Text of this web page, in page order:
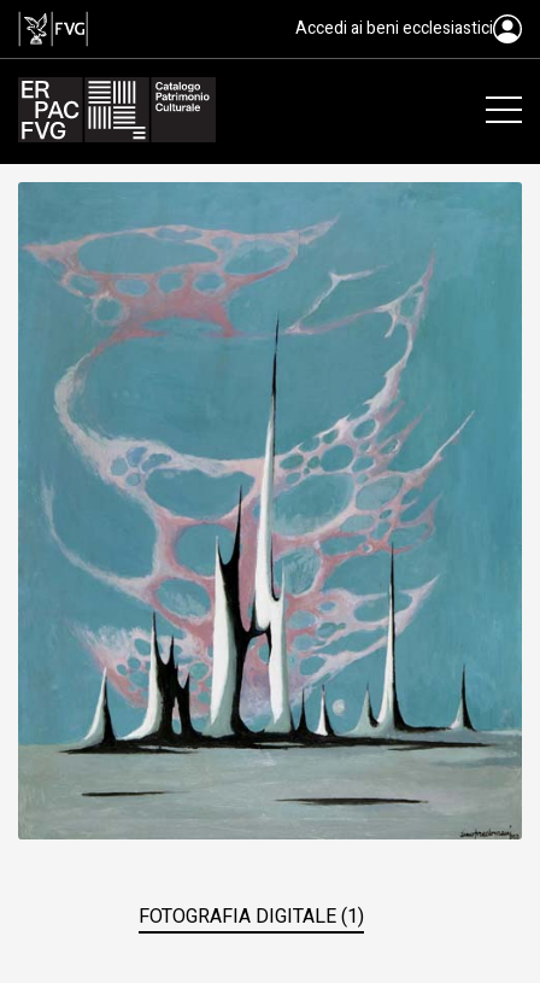
La cattedrale distrutta, dipinto,
Accedi ai beni ecclesiastici
FOTOGRAFIA DIGITALE (1)